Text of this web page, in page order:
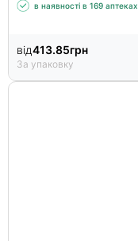
в наявності в 169 аптеках
від413.85грн
За упаковку